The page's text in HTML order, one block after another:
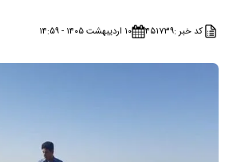
کد خبر :۴۵۱۷۳۹ ۱۰ اردیبهشت ۱۴۰۵ - ۱۴:۵۹